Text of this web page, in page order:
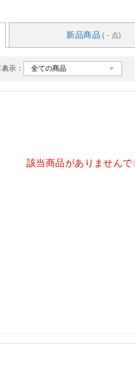
新品商品 ( - 点)
示：
該当商品がありませんで